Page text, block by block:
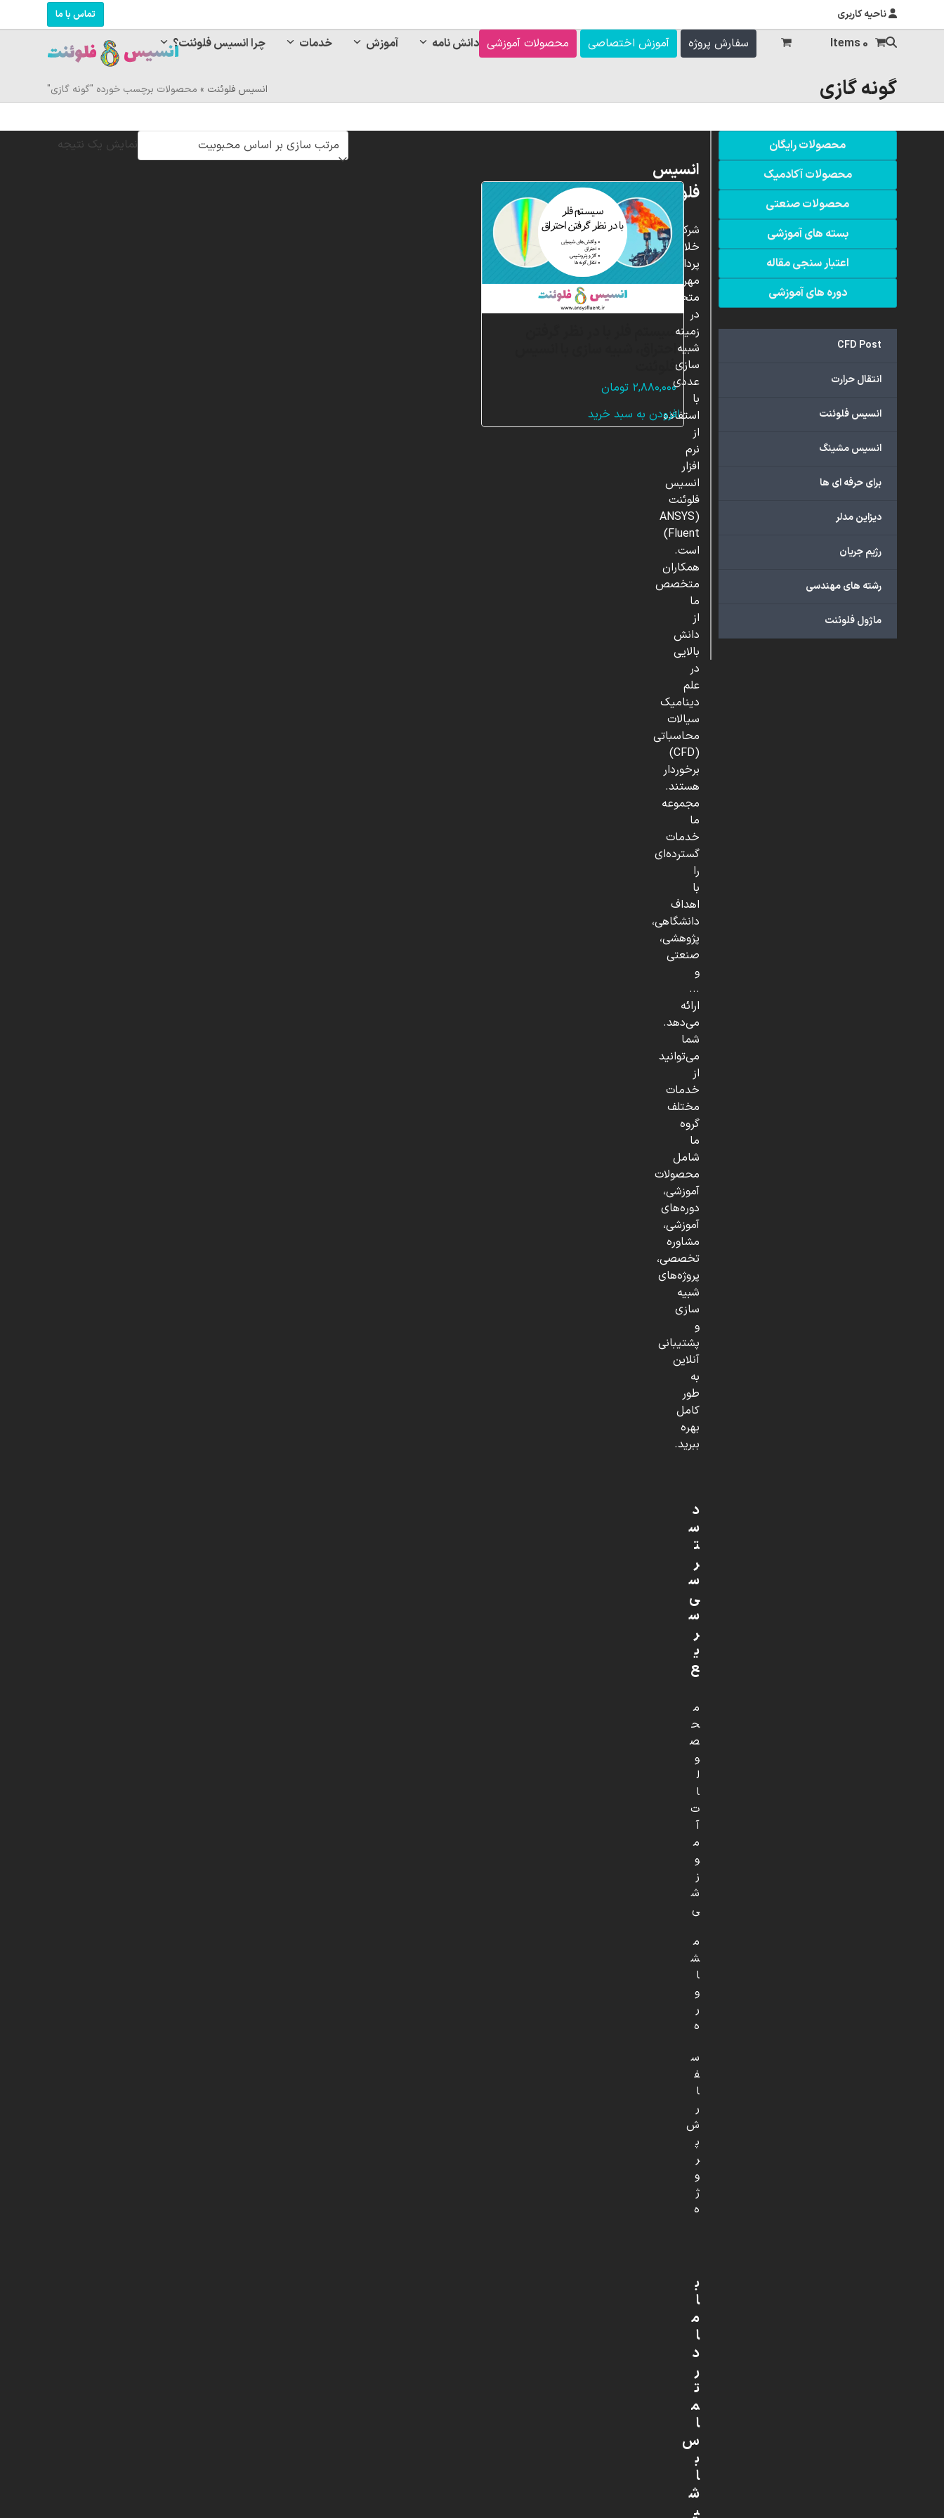
ناحیه کاربری تماس با ما
چرا انسیس فلوئنت؟ خدمات آموزش دانش نامه محصولات آموزشی آموزش اختصاصی سفارش پروژه 0 Items
گونه گازی انسیس فلوئنت » محصولات برچسب خورده "گونه گازی"
نمایش یک نتیجه
سیستم فلر با در نظر گرفتن
فلوئنت
۲,۸۸۰,۰۰۰ تومان
افزودن به سبد خرید
محصولات رایگان
محصولات آکادمیک
محصولات صنعتی
بسته های آموزشی
اعتبار سنجی مقاله
دوره های آموزشی
CFD Post
انتقال حرارت
انسیس فلوئنت
انسیس مشینگ
برای حرفه ای ها
دیزاین مدلر
رژیم جریان
رشته های مهندسی
ماژول فلوئنت
انسیس
فلوئنت
شرکت
خلاق
پردازشگران
مهر،
متخصص
در
زمینه
شبیه
سازی
عددی
با
استفاده
از
نرم
افزار
انسیس
فلوئنت
(ANSYS
Fluent)
است.
همکاران
متخصص
ما
از
دانش
بالایی
در
علم
دینامیک
سیالات
محاسباتی
(CFD)
برخوردار
هستند.
مجموعه
ما
خدمات
گسترده‌ای
را
با
اهداف
دانشگاهی،
پژوهشی،
صنعتی
و
...
ارائه
می‌دهد.
شما
می‌توانید
از
خدمات
مختلف
گروه
ما
شامل
محصولات
آموزشی،
دوره‌های
آموزشی،
مشاوره
تخصصی،
پروژه‌های
شبیه
سازی
و
پشتیبانی
آنلاین
به
طور
کامل
بهره
ببرید.
د
س
ت
ر
س
ی
س
ر
ی
ع
م
ح
ص
و
ل
ا
ت
آ
م
و
ز
ش
ی
م
ش
ا
و
ر
ه
س
ف
ا
ر
ش
پ
ر
و
ژ
ه
ب
ا
م
ا
د
ر
ت
م
ا
س
ب
ا
ش
ی